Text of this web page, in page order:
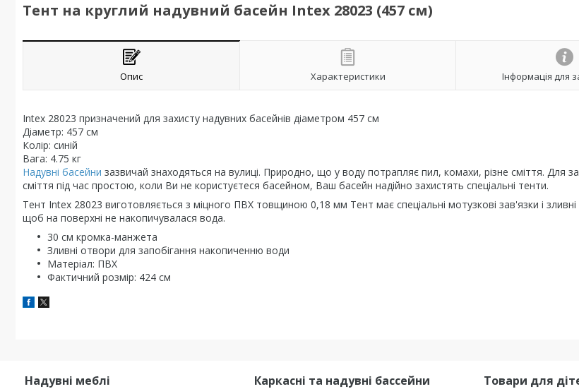
Тент на круглий надувний басейн Intex 28023 (457 см)
Опис Характеристики Інформація для
Intex 28023 призначений для захисту надувних басейнів діаметром 457 см
Діаметр: 457 см
Колір: синій
Вага: 4.75 кг
Надувні басейни зазвичай знаходяться на вулиці. Природно, що у воду потрапляє пил, комахи, різне сміття. Для
сміття під час простою, коли Ви не користуєтеся басейном, Ваш басейн надійно захистять спеціальні тенти.
Тент Intex 28023 виготовляється з міцного ПВХ товщиною 0,18 мм Тент має спеціальні мотузкові зав'язки і
щоб на поверхні не накопичувалася вода.
30 см кромка-манжета
Зливні отвори для запобігання накопиченню води
Матеріал: ПВХ
Фактичний розмір: 424 см
Надувні меблі Каркасні та надувні бассейни Товари для